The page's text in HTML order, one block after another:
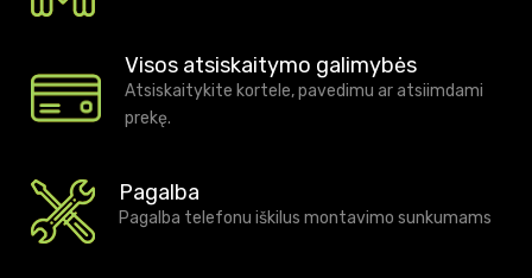
Visos atsiskaitymo galimybės
Atsiskaitykite kortele, pavedimu ar atsiimdami
prekę.
Pagalba
Pagalba telefonu iškilus montavimo sunkumams